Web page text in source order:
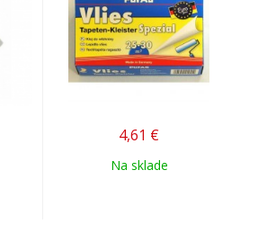
4,61 €
Na sklade